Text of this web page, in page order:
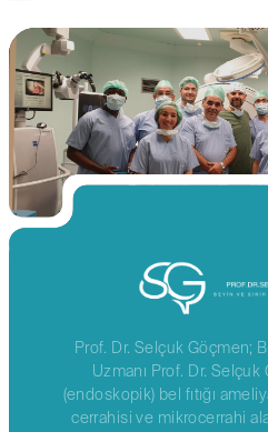
Prof. Dr. Selçuk Göçmen;
Uzmanı Prof. Dr. Selçuk
(endoskopik) bel fıtığı
cerrahisi ve mikrocerrahi